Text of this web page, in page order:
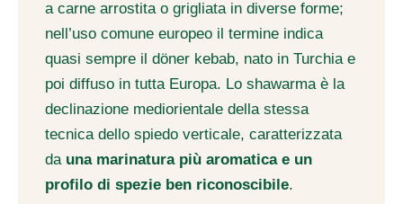
a carne arrostita o grigliata in diverse forme;
nell’uso comune europeo il termine indica
quasi sempre il döner kebab, nato in Turchia e
poi diffuso in tutta Europa. Lo shawarma è la
declinazione mediorientale della stessa
tecnica dello spiedo verticale, caratterizzata
da una marinatura più aromatica e un
profilo di spezie ben riconoscibile.